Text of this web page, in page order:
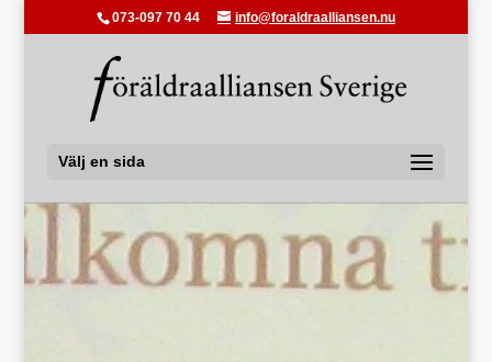
073-097 70 44 info@foraldraalliansen.nu
Välj en sida